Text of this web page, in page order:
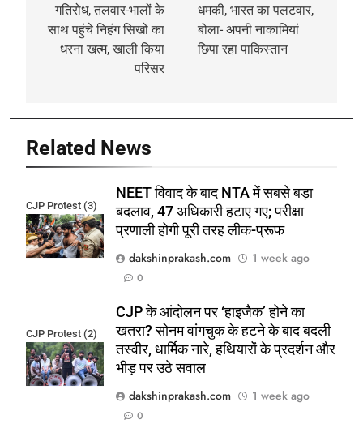
गतिरोध, तलवार-भालों के
साथ पहुंचे निहंग सिखों का
धरना खत्म, खाली किया
परिसर
धमकी, भारत का पलटवार,
बोला- अपनी नाकामियां
छिपा रहा पाकिस्तान
Related News
CJP Protest (3)
NEET विवाद के बाद NTA में सबसे बड़ा
बदलाव, 47 अधिकारी हटाए गए; परीक्षा
प्रणाली होगी पूरी तरह लीक-प्रूफ
dakshinprakash.com
1 week ago
0
CJP Protest (2)
CJP के आंदोलन पर ‘हाइजैक’ होने का
खतरा? सोनम वांगचुक के हटने के बाद बदली
तस्वीर, धार्मिक नारे, हथियारों के प्रदर्शन और
भीड़ पर उठे सवाल
dakshinprakash.com
1 week ago
0